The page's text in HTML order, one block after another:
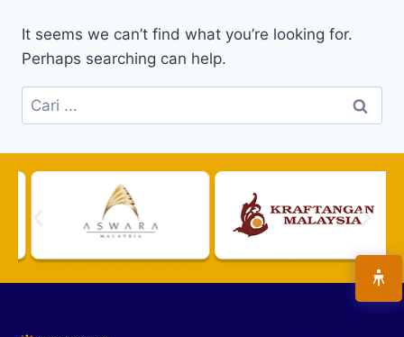
It seems we can’t find what you’re looking for.
Perhaps searching can help.